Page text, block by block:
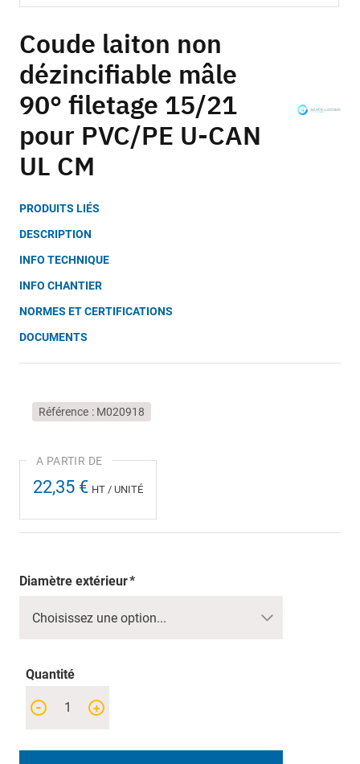
to
the
beginning
of
the
gallery
Coude laiton non
dézincifiable mâle
90° filetage 15/21
pour PVC/PE U-CAN
UL CM
PRODUITS LIÉS
DESCRIPTION
INFO TECHNIQUE
INFO CHANTIER
NORMES ET CERTIFICATIONS
DOCUMENTS
Référence M020918
22,35 € HT / UNITÉ
Diamètre extérieur
Quantité
+
-